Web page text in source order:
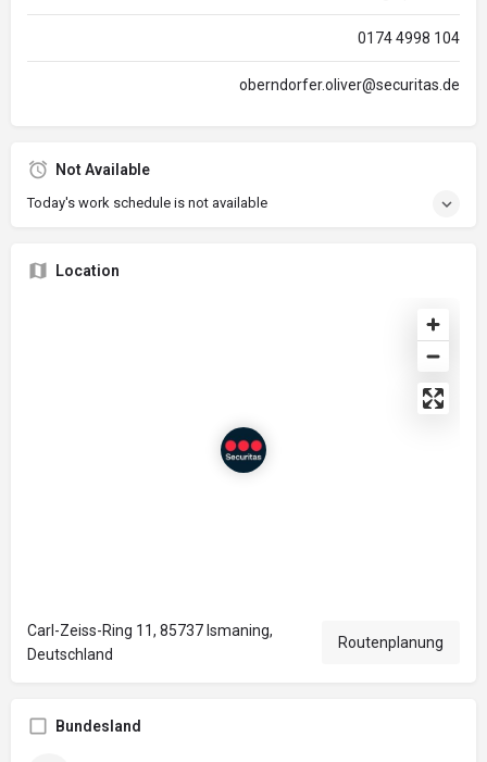
0174 4998 104
oberndorfer.oliver@securitas.de
Not Available
Today's work schedule is not available
Location
Carl-Zeiss-Ring 11, 85737 Ismaning,
Deutschland
Routenplanung
Bundesland